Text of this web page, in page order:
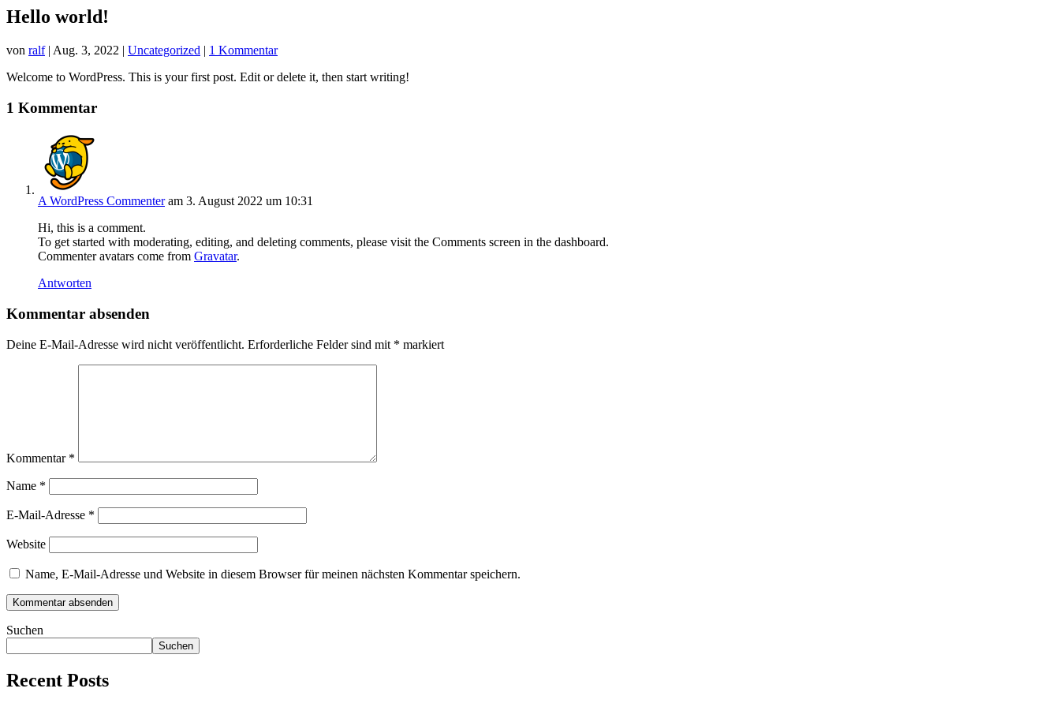
Hello world!
von ralf| Aug. 3, 2022 | Uncategorized | 1 Kommentar
Welcome to WordPress. This is your first post. Edit or delete it, then start writing!
1 Kommentar
A WordPress Commenter am 3. August 2022 um 10:31
Hi, this is a comment.
To get started with moderating, editing, and deleting comments, please visit the Comments screen in the dashboard.
Commenter avatars come from Gravatar.
Antworten
Kommentar absenden
Deine E-Mail-Adresse wird nicht veröffentlicht. Erforderliche Felder sind mit * markiert
Kommentar *
Name *
E-Mail-Adresse *
Website
Name, E-Mail-Adresse und Website in diesem Browser für meinen nächsten Kommentar speichern.
Suchen
Suchen
Recent Posts